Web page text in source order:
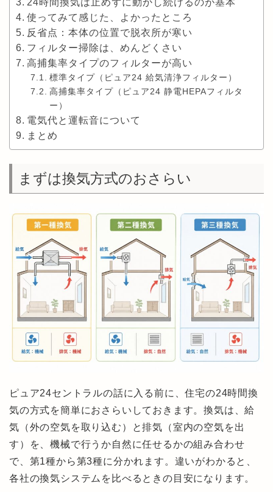
24時間換気は止めずに動かし続けるのが基本
使ってみて感じた、よかったところ
反省点：本体の位置で脱衣所が寒い
フィルター掃除は、めんどくさい
高捕集率タイプのフィルターが高い
標準タイプ（ピュア24 給気清浄フィルター）
高捕集率タイプ（ピュア24 静電HEPAフィルタ
ー）
電気代と運転音について
まとめ
まずは換気方式のおさらい
ピュア24セントラルの話に入る前に、住宅の24時間換
気の方式を簡単におさらいしておきます。換気は、給
気（外の空気を取り込む）と排気（室内の空気を出
す）を、機械で行うか自然に任せるかの組み合わせ
で、第1種から第3種に分かれます。違いがわかると、
各社の換気システムを比べるときの目安になります。